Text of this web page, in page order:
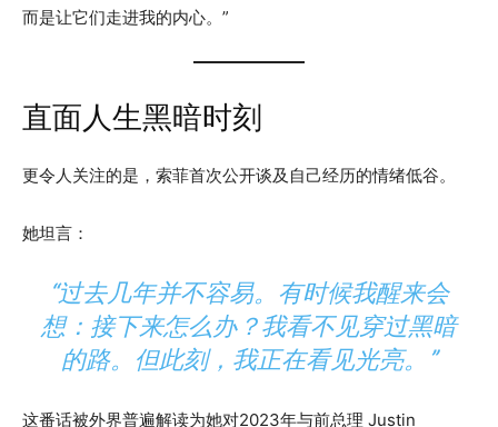
而是让它们走进我的内心。”
直面人生黑暗时刻
更令人关注的是，索菲首次公开谈及自己经历的情绪低谷。
她坦言：
“过去几年并不容易。有时候我醒来会
想：接下来怎么办？我看不见穿过黑暗
的路。但此刻，我正在看见光亮。”
这番话被外界普遍解读为她对2023年与前总理 Justin